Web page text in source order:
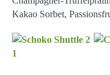
Kakao Sorbet,